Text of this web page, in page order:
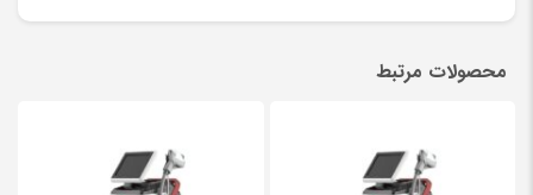
Be the first to review “دستگاه کرایولیپولیز”
*
محصولات مرتبط